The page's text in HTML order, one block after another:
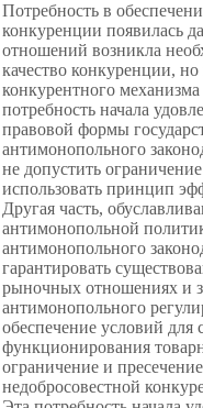
Потребность в
конкуренции появилась
отношений возникла
качество конкуренции,
конкурентного
потребность начала
правовой формы
антимонопольного
не допустить
использовать принцип
Другая часть,
антимонопольной
антимонопольного
гарантировать
рыночных отношениях и
антимонопольного
обеспечение условий для
функционирования
ограничение и
недобросовестной